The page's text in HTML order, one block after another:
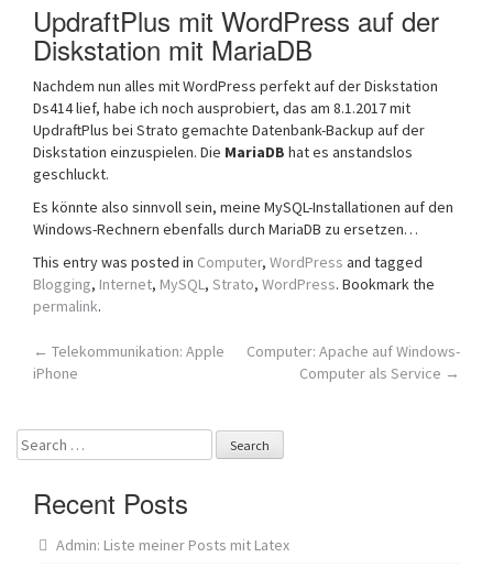
UpdraftPlus mit WordPress auf der
Diskstation mit MariaDB
Nachdem nun alles mit WordPress perfekt auf der Diskstation
Ds414 lief, habe ich noch ausprobiert, das am 8.1.2017 mit
UpdraftPlus bei Strato gemachte Datenbank-Backup auf der
Diskstation einzuspielen. Die MariaDB hat es anstandslos
geschluckt.
Es könnte also sinnvoll sein, meine MySQL-Installationen auf den
Windows-Rechnern ebenfalls durch MariaDB zu ersetzen…
This entry was posted in Computer, WordPress and tagged
Blogging, Internet, MySQL, Strato, WordPress. Bookmark the
permalink.
Post
← Telekommunikation: Apple
iPhone
Computer: Apache auf Windows-
Computer als Service →
Search
for:
Recent Posts
Admin: Liste meiner Posts mit Latex